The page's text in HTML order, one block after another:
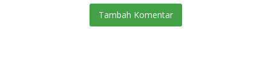
Tambah Komentar